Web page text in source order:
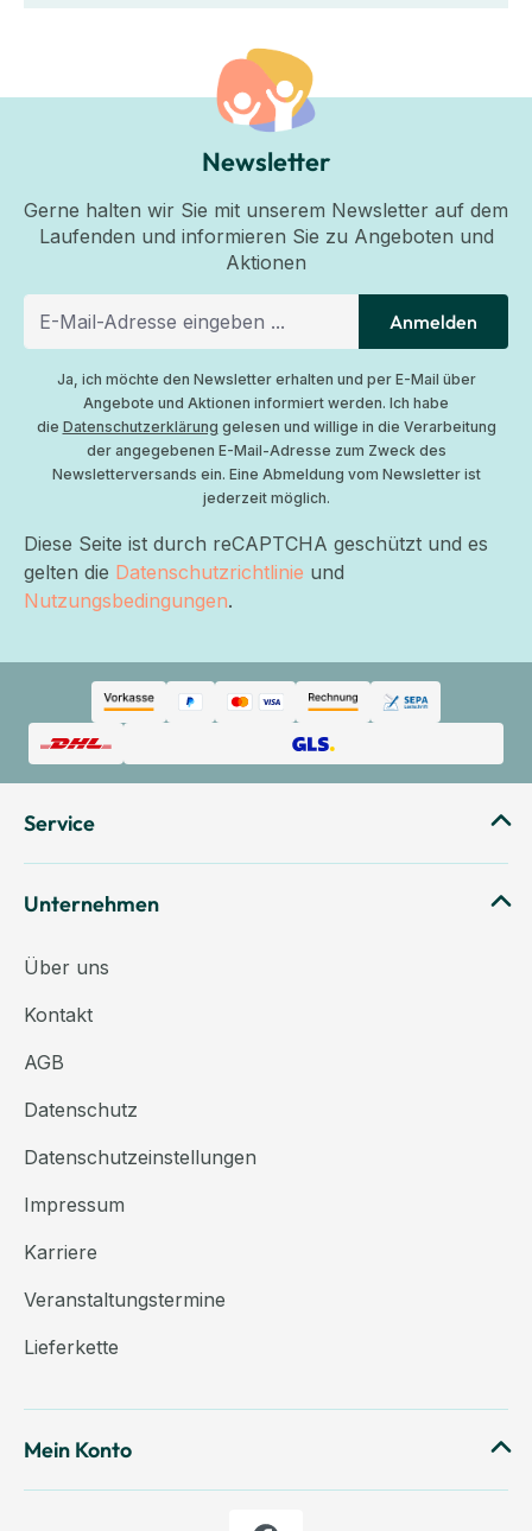
Newsletter
Gerne halten wir Sie mit unserem Newsletter auf dem
Laufenden und informieren Sie zu Angeboten und
Aktionen
Anmelden
Ja, ich möchte den Newsletter erhalten und per E-Mail über
Angebote und Aktionen informiert werden. Ich habe
die Datenschutzerklärung gelesen und willige in die Verarbeitung
der angegebenen E-Mail-Adresse zum Zweck des
Newsletterversands ein. Eine Abmeldung vom Newsletter ist
jederzeit möglich.
Diese Seite ist durch reCAPTCHA geschützt und es
gelten die Datenschutzrichtlinie und
Nutzungsbedingungen.
Service
Unternehmen
Über uns
Kontakt
AGB
Datenschutz
Datenschutzeinstellungen
Impressum
Karriere
Veranstaltungstermine
Lieferkette
Mein Konto